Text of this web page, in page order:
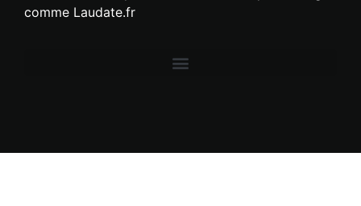
comme Laudate.fr